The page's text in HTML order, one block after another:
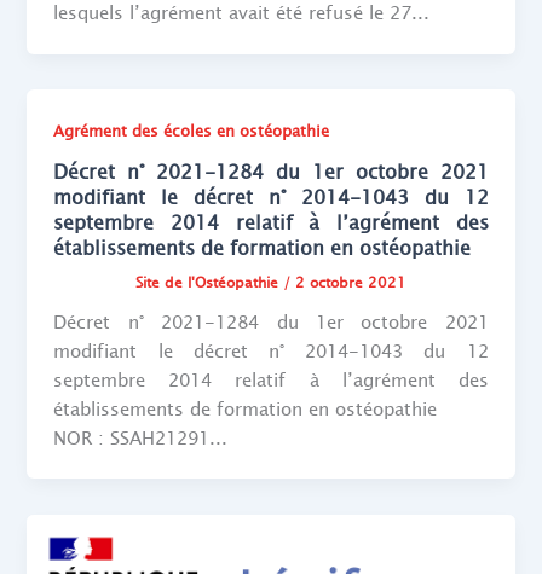
lesquels l’agrément avait été refusé le 27...
Agrément des écoles en ostéopathie
Décret n° 2021-1284 du 1er octobre 2021
modifiant le décret n° 2014-1043 du 12
septembre 2014 relatif à l’agrément des
établissements de formation en ostéopathie
Site de l'Ostéopathie / 2 octobre 2021
Décret n° 2021-1284 du 1er octobre 2021
modifiant le décret n° 2014-1043 du 12
septembre 2014 relatif à l’agrément des
établissements de formation en ostéopathie
NOR : SSAH21291...